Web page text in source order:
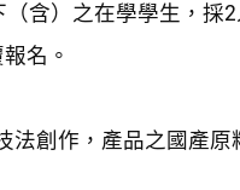
含）之在學學生，採
名。
法創作，產品之國產